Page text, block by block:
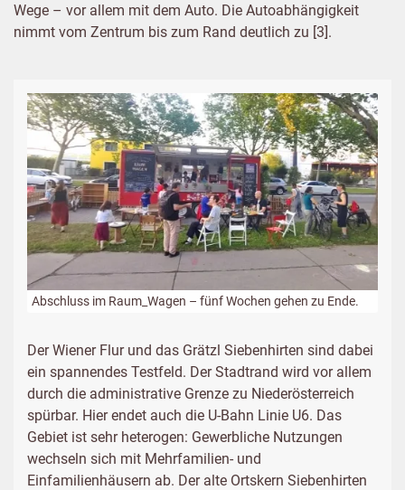
Wege – vor allem mit dem Auto. Die Autoabhängigkeit
nimmt vom Zentrum bis zum Rand deutlich zu [3].
Abschluss im Raum_Wagen – fünf Wochen gehen zu Ende.
Der Wiener Flur und das Grätzl Siebenhirten sind dabei
ein spannendes Testfeld. Der Stadtrand wird vor allem
durch die administrative Grenze zu Niederösterreich
spürbar. Hier endet auch die U-Bahn Linie U6. Das
Gebiet ist sehr heterogen: Gewerbliche Nutzungen
wechseln sich mit Mehrfamilien- und
Einfamilienhäusern ab. Der alte Ortskern Siebenhirten